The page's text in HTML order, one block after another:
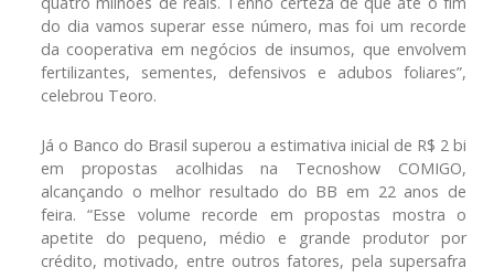
do dia vamos superar esse número, mas foi um recorde
da cooperativa em negócios de insumos, que envolvem
fertilizantes, sementes, defensivos e adubos foliares”,
celebrou Teoro.
Já o Banco do Brasil superou a estimativa inicial de R$ 2 bi
em propostas acolhidas na Tecnoshow COMIGO,
alcançando o melhor resultado do BB em 22 anos de
feira. “Esse volume recorde em propostas mostra o
apetite do pequeno, médio e grande produtor por
crédito, motivado, entre outros fatores, pela supersafra